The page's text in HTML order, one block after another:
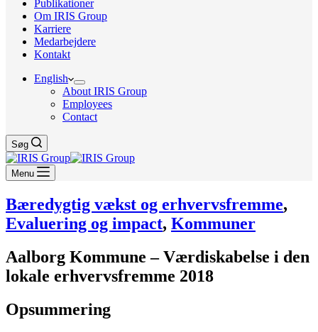
Publikationer
Om IRIS Group
Karriere
Medarbejdere
Kontakt
English
About IRIS Group
Employees
Contact
Søg
Menu
Bæredygtig vækst og erhvervsfremme,
Evaluering og impact, Kommuner
Aalborg Kommune – Værdiskabelse i den
lokale erhvervsfremme 2018
Opsummering